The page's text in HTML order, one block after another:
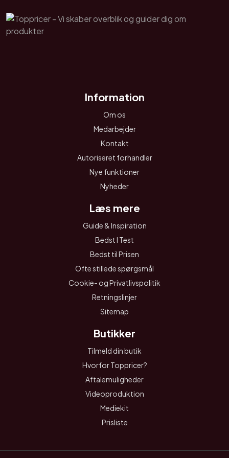
Information
Om os
Medarbejder
Kontakt
Autoriseret forhandler
Nye funktioner
Nyheder
Læs mere
Guide & Inspiration
Bedst I Test
Bedst til Prisen
Ofte stillede spørgsmål
Cookie- og Privatlivspolitik
Retningslinjer
Sitemap
Butikker
Tilmeld din butik
Hvorfor Toppricer?
Aftalemuligheder
Videoproduktion
Mediekit
Prisliste